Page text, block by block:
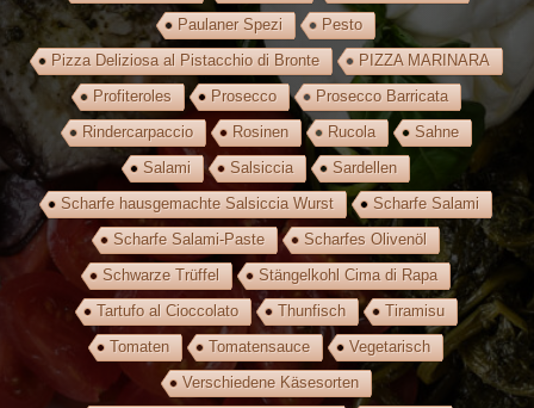
Paulaner Spezi
Pesto
Pizza Deliziosa al Pistacchio di Bronte
PIZZA MARINARA
Profiteroles
Prosecco
Prosecco Barricata
Rindercarpaccio
Rosinen Rucola
Sahne
Salami
Salsiccia
Sardellen
Scharfe hausgemachte Salsiccia Wurst
Scharfe Salami
Scharfe Salami-Paste
Scharfes Olivenöl
Schwarze Trüffel
Stängelkohl Cima di Rapa
Tartufo al Cioccolato
Thunfisch
Tiramisu
Tomaten
Tomatensauce
Vegetarisch
Verschiedene Käsesorten